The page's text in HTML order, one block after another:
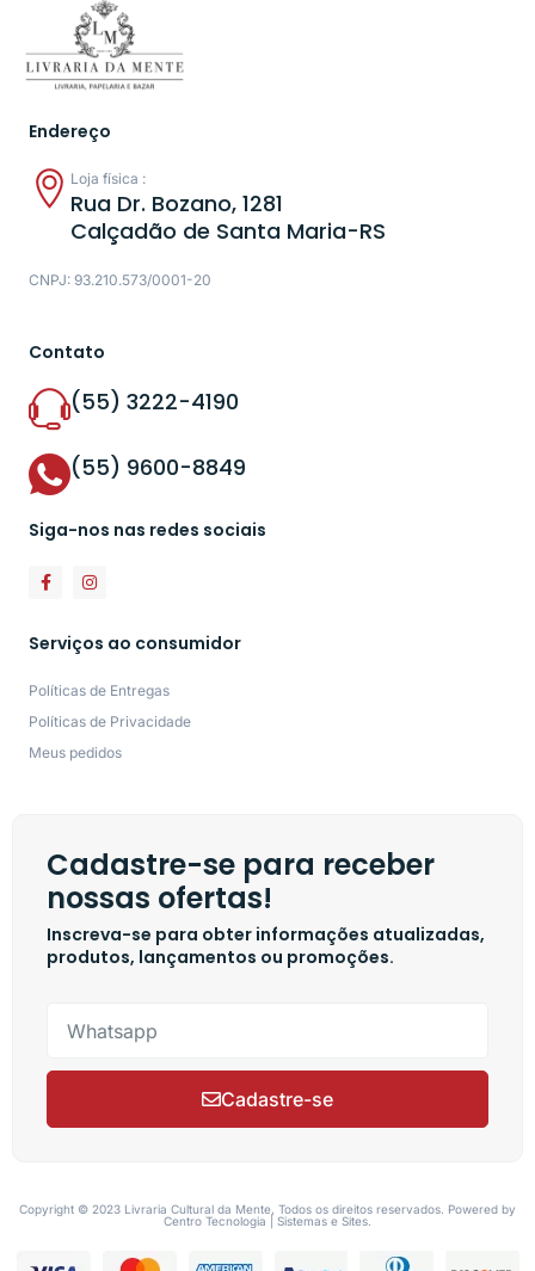
Endereço
Loja física :
Rua Dr. Bozano, 1281
Calçadão de Santa Maria-RS
CNPJ: 93.210.573/0001-20
Contato
(55) 3222-4190
(55) 9600-8849
Siga-nos nas redes sociais
Serviços ao consumidor
Políticas de Entregas
Políticas de Privacidade
Meus pedidos
Cadastre-se para receber
nossas ofertas!
Inscreva-se para obter informações atualizadas,
produtos, lançamentos ou promoções.
Cadastre-se
Copyright © 2023 Livraria Cultural da Mente, Todos os direitos reservados. Powered by
Centro Tecnologia | Sistemas e Sites.